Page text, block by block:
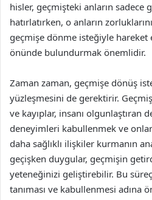
hisler, geçmişteki anların sadece
hatırlatırken, o anların
geçmişe dönme isteğiyle hareket
önünde bulundurmak önemlidir.
Zaman zaman, geçmişe dönüş
yüzleşmesini de gerektirir.
ve kayıplar, insanı olgunlaştıran
deneyimleri kabullenmek ve
daha sağlıklı ilişkiler kurmanın
geçişken duygular, geçmişin
yeteneğinizi geliştirebilir. Bu
tanıması ve kabullenmesi adına